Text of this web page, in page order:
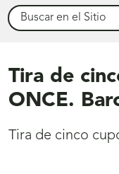
Buscar
Tira de
ONCE.
Tira de cinco